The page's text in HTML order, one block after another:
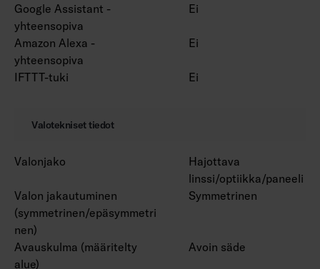
Google Assistant -
yhteensopiva
Ei
Amazon Alexa -
yhteensopiva
Ei
IFTTT-tuki Ei
Valotekniset tiedot
Valonjako
Hajottava
linssi/optiikka/paneeli
Valon jakautuminen
(symmetrinen/epäsymmetri
nen)
Symmetrinen
Avauskulma (määritelty
alue)
Avoin säde